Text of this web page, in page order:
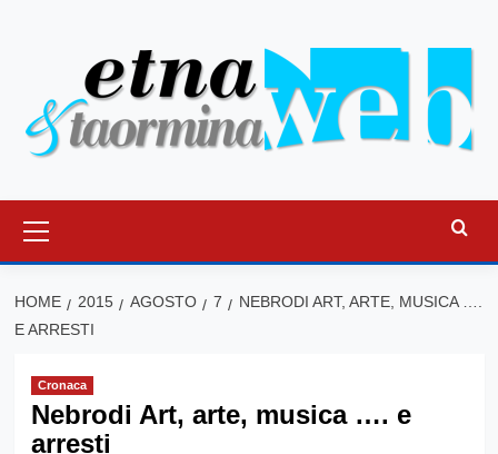
principale
HOME 2015 AGOSTO 7
NEBRODI ART, ARTE, MUSICA ….
E ARRESTI
Cronaca
Nebrodi Art, arte, musica …. e
arresti